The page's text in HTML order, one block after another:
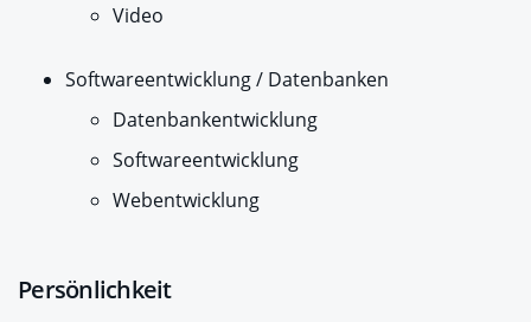
Video
Softwareentwicklung / Datenbanken
Datenbankentwicklung
Softwareentwicklung
Webentwicklung
Persönlichkeit